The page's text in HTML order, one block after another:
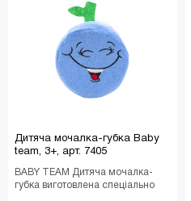
Дитяча мочалка-губка Baby
team, 3+, арт. 7405
BABY TEAM Дитяча мочалка-
губка виготовлена спеціально